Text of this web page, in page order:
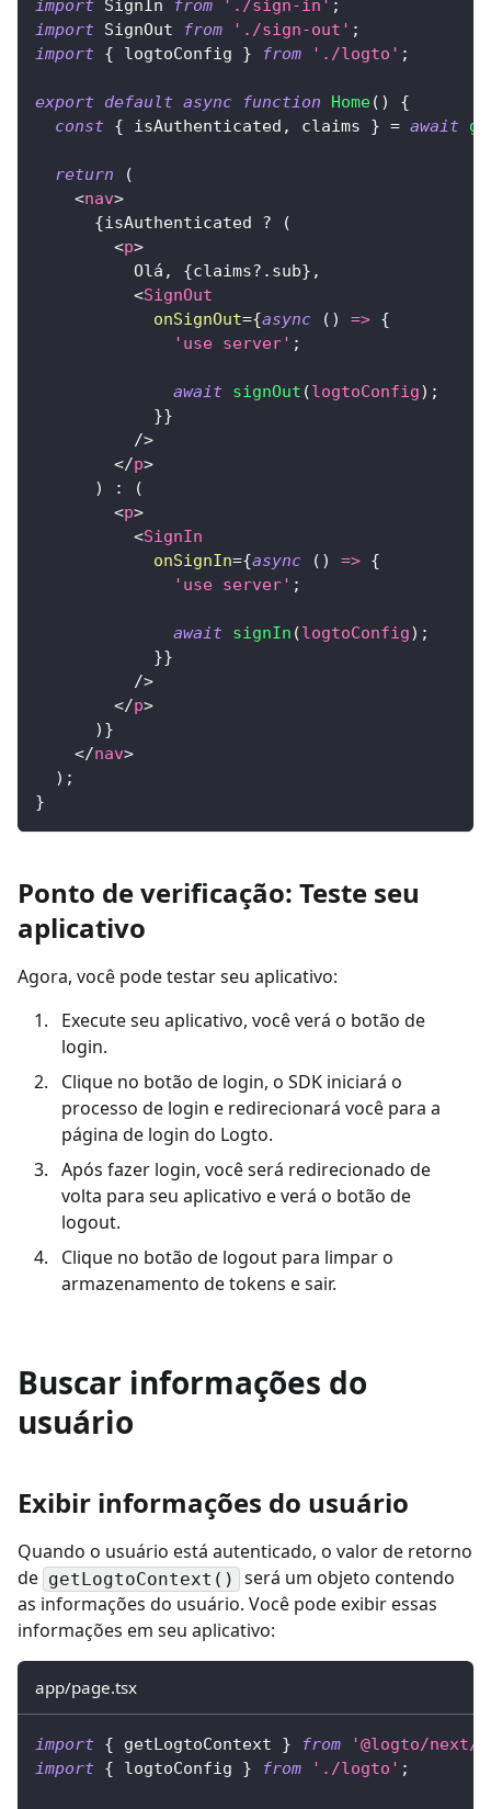
import SignIn from './sign-in' ;
import SignOut from './sign-out' ;
import { logtoConfig } from './logto' ;
export default async function Home( )
{
const { isAuthenticated , claims } = await
return
(
<nav>
{isAuthenticated ?
(
<p>
          Olá,
{claims?. sub} ,
<SignOut
onSignOut={async ( ) => {
'use server' ;
await signOut (logtoConfig) ;
}}
/>
</p>
)
:
(
<p>
<SignIn
onSignIn={async ( ) => {
'use server' ;
await signIn (logtoConfig) ;
}}
/>
</p>
) }
</nav>
) ;
}
Ponto de verificação: Teste seu
aplicativo
Agora, você pode testar seu aplicativo:
Execute seu aplicativo, você verá o botão de
login.
Clique no botão de login, o SDK iniciará o
processo de login e redirecionará você para a
página de login do Logto.
Após fazer login, você será redirecionado de
volta para seu aplicativo e verá o botão de
logout.
Clique no botão de logout para limpar o
armazenamento de tokens e sair.
Buscar informações do
usuário
Exibir informações do usuário
Quando o usuário está autenticado, o valor de retorno
de getLogtoContext()
será um objeto contendo
as informações do usuário. Você pode exibir essas
informações em seu aplicativo:
app/page.tsx
import { getLogtoContext } from
'@logto/next/
import { logtoConfig } from './logto' ;